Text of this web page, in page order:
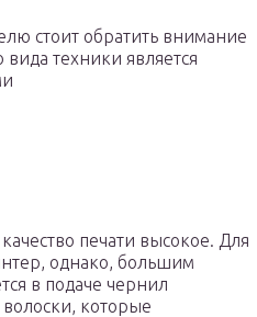
стоит обратить внимание
техники является
печати высокое. Для
однако, большим
в подаче чернил
которые